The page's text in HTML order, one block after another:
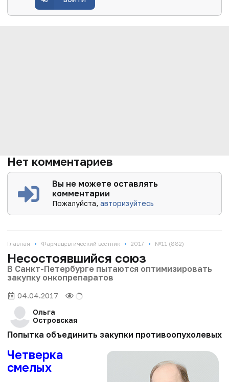
Нет комментариев
Вы не можете оставлять
комментарии
Пожалуйста,авторизуйтесь
Главная • Фармацевтический вестник • 2017 • №11 (882)
Несостоявшийся союз
В Санкт-Петербурге пытаются оптимизировать
закупку онкопрепаратов
04.04.2017
Ольга
Островская
Попытка объединить закупки противоопухолевых
Четверка
смелых